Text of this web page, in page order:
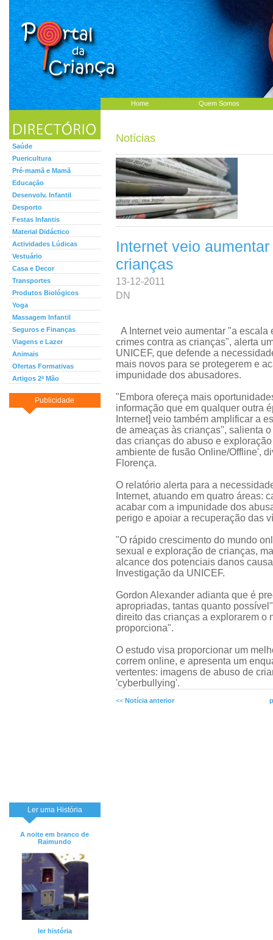
Home Quem Somos
Saúde
Puericultura
Pré-mamã e Mamã
Educação
Desenvolv. Infantil
Desporto
Festas Infantis
Material Didáctico
Actividades Lúdicas
Vestuário
Casa e Decor
Transportes
Produtos Biológicos
Yoga
Massagem Infantil
Seguros e Finanças
Viagens e Lazer
Animais
Ofertas Formativas
Artigos 2ª Mão
Publicidade
Ler uma História
A noite em branco de
Raimundo
ler história
Notícias
Internet veio
crianças
13-12-2011
DN
A Internet veio aumentar "a escala
crimes contra as crianças", alerta
UNICEF, que defende a
mais novos para se protegerem e
impunidade dos abusadores.
"Embora ofereça mais
informação que em qualquer outra
Internet] veio também amplificar a
de ameaças às crianças", salienta
das crianças do abuso e
ambiente de fusão Online/Offline',
Florença.
O relatório alerta para a
Internet, atuando em quatro áreas:
acabar com a impunidade dos
perigo e apoiar a recuperação das
"O rápido crescimento do mundo
sexual e exploração de crianças,
alcance dos potenciais danos
Investigação da UNICEF.
Gordon Alexander adianta que é
apropriadas, tantas quanto
direito das crianças a explorarem o
proporciona".
O estudo visa proporcionar um
correm online, e apresenta um
vertentes: imagens de abuso de
'cyberbullying'.
<< Notícia anterior